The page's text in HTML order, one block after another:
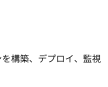
構築、デプロイ、監視